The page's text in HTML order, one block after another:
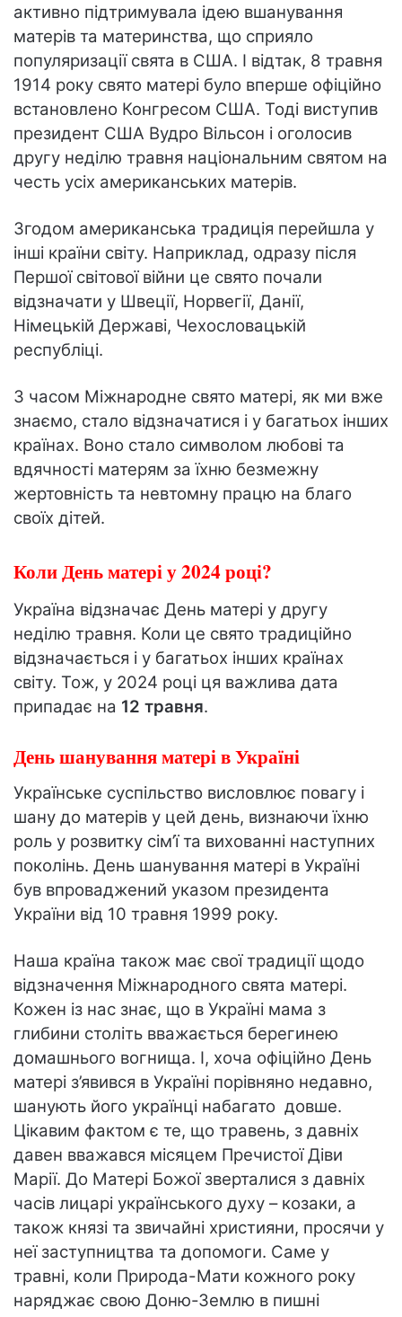
активно підтримувала ідею вшанування
матерів та материнства, що сприяло
популяризації свята в США. І відтак, 8 травня
1914 року свято матері було вперше офіційно
встановлено Конгресом США. Тоді виступив
президент США Вудро Вільсон і оголосив
другу неділю травня національним святом на
честь усіх американських матерів.
Згодом американська традиція перейшла у
інші країни світу. Наприклад, одразу після
Першої світової війни це свято почали
відзначати у Швеції, Норвегії, Данії,
Німецькій Державі, Чехословацькій
республіці.
З часом Міжнародне свято матері, як ми вже
знаємо, стало відзначатися і у багатьох інших
країнах. Воно стало символом любові та
вдячності матерям за їхню безмежну
жертовність та невтомну працю на благо
своїх дітей.
Коли День матері у 2024 році?
Україна відзначає День матері у другу
неділю травня. Коли це свято традиційно
відзначається і у багатьох інших країнах
світу. Тож, у 2024 році ця важлива дата
припадає на 12 травня.
День шанування матері в Україні
Українське суспільство висловлює повагу і
шану до матерів у цей день, визнаючи їхню
роль у розвитку сім’ї та вихованні наступних
поколінь. День шанування матері в Україні
був впроваджений указом президента
України від 10 травня 1999 року.
Наша країна також має свої традиції щодо
відзначення Міжнародного свята матері.
Кожен із нас знає, що в Україні мама з
глибини століть вважається берегинею
домашнього вогнища. І, хоча офіційно День
матері з’явився в Україні порівняно недавно,
шанують його українці набагато довше.
Цікавим фактом є те, що травень, з давніх
давен вважався місяцем Пречистої Діви
Марії. До Матері Божої зверталися з давніх
часів лицарі українського духу – козаки, а
також князі та звичайні християни, просячи у
неї заступництва та допомоги. Саме у
травні, коли Природа-Мати кожного року
наряджає свою Доню-Землю в пишні